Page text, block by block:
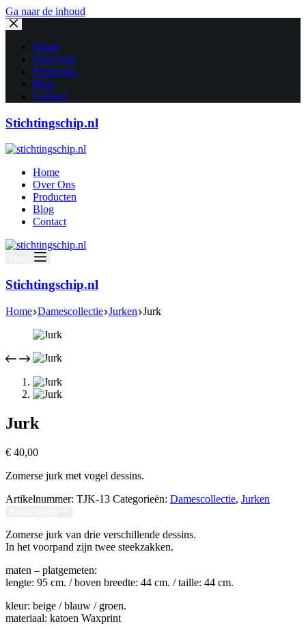
Ga naar de inhoud
Home
Over Ons
Producten
Blog
Contact
Stichtingschip.nl
Home
Over Ons
Producten
Blog
Contact
Stichtingschip.nl
Home Damescollectie Jurken Jurk
Jurk
€ 40,00
Zomerse jurk met vogel dessins.
Artikelnummer: TJK-13 Categorieën: Damescollectie, Jurken
Zomerse jurk van drie verschillende dessins.
In het voorpand zijn twee steekzakken.
maten – platgemeten:
lengte: 95 cm. / boven breedte: 44 cm. / taille: 44 cm.
kleur: beige / blauw / groen.
materiaal: katoen Waxprint